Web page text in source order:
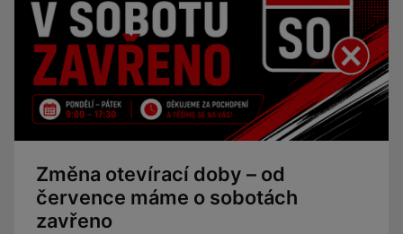
Změna otevírací doby – od
července máme o sobotách
zavřeno